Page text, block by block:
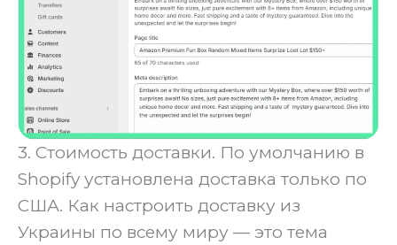
3. Стоимость доставки. По умолчанию в
Shopify установлена доставка только по
США. Как настроить доставку из
Украины по всему миру — это тема